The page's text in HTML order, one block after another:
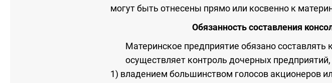
могут быть отнесены прямо или косвенно к
Обязанность составления
Материнское предприятие обязано
осуществляет контроль дочерных
1) владением большинством голосов акционеров